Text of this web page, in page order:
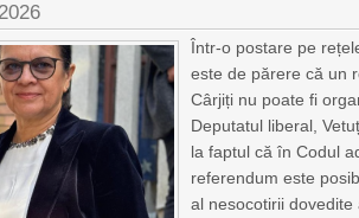
Într-o postare pe
este de părere că un
Cârjiți nu poate fi
Deputatul liberal,
la faptul că în Codul
referendum este
al nesocotirii dovedite